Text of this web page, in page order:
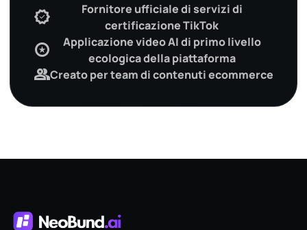
verified
Fornitore ufficiale di servizi di
certificazione TikTok
stars
Applicazione video AI di primo livello
ecologica della piattaforma
groupCreato per team di contenuti ecommerce